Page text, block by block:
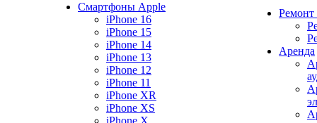
Смартфоны Apple
iPhone 16
iPhone 15
iPhone 14
iPhone 13
iPhone 12
iPhone 11
iPhone XR
iPhone XS
iPhone X
Ремонт
Аренда